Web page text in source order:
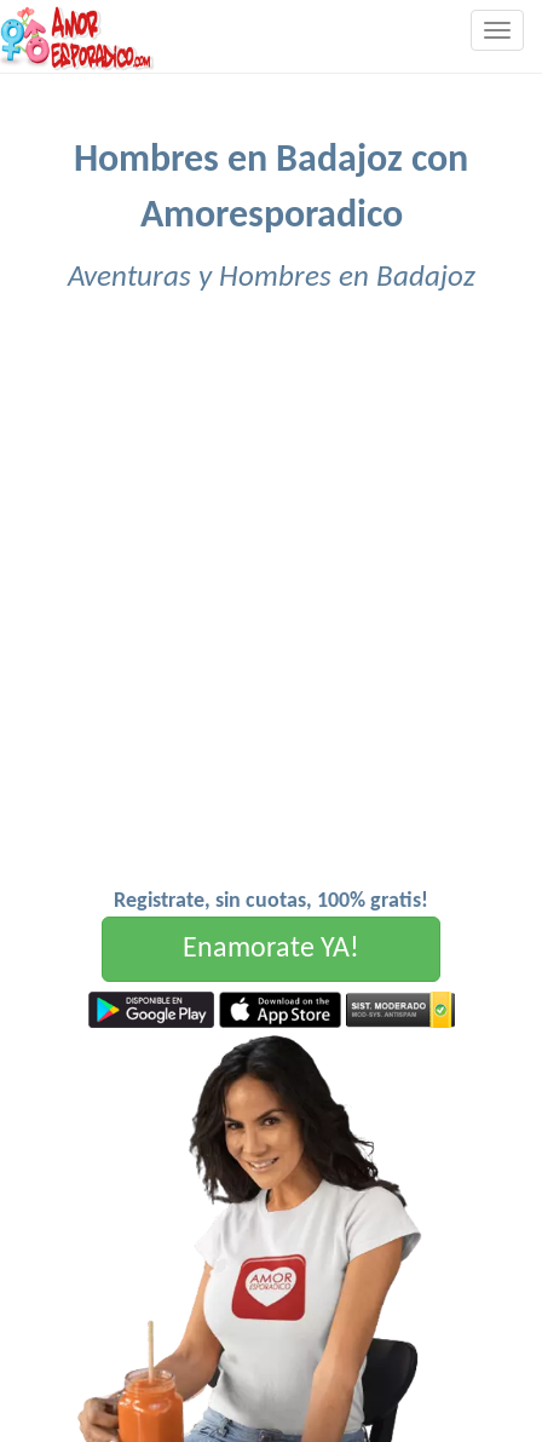
Hombres en Badajoz con
Amoresporadico
Aventuras y Hombres en Badajoz
Registrate, sin cuotas, 100% gratis!
Enamorate YA!